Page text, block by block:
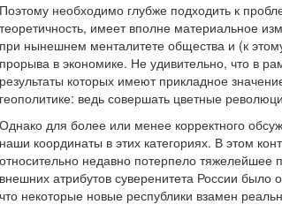
Поэтому необходимо глубже подходить к
теоретичность, имеет вполне материальное
при нынешнем менталитете общества и (к
прорыва в экономике. Не удивительно, что в
результаты которых имеют прикладное
геополитике: ведь совершать цветные
Однако для более или менее корректного
наши координаты в этих категориях. В этом
относительно недавно потерпело тяжелейшее
внешних атрибутов суверенитета России
что некоторые новые республики взамен